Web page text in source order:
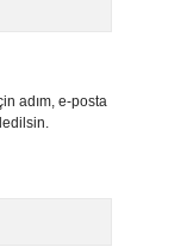
adım, e-posta